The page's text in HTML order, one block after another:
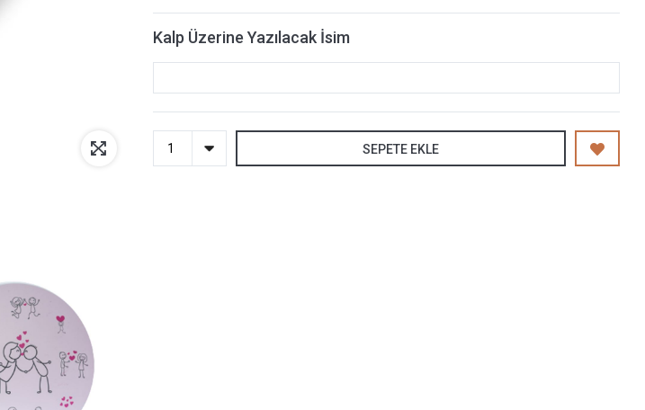
Kalp Üzerine Yazılacak İsim
SEPETE EKLE